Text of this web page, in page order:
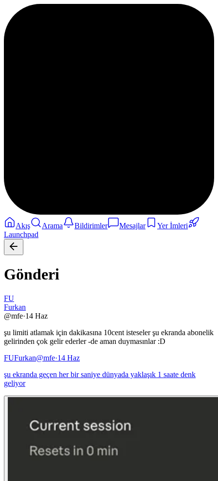
Akış Arama Bildirimler Mesajlar
Yer İmleri
Launchpad
Gönderi
FU
Furkan
@mfe·14 Haz
şu limiti atlamak için dakikasına 10cent isteseler şu ekranda abonelik
gelirinden çok gelir ederler -de aman duymasınlar :D
FUFurkan@mfe·14 Haz
şu ekranda geçen her bir saniye dünyada yaklaşık 1 saate denk
geliyor